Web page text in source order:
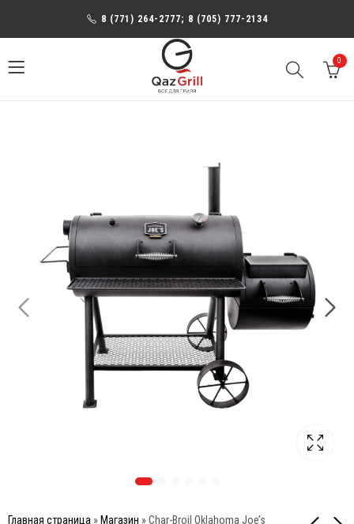
8 (771) 264-2777; 8 (705) 777-2134
0
Главная страница » Магазин »Char-Broil Oklahoma Joe’s